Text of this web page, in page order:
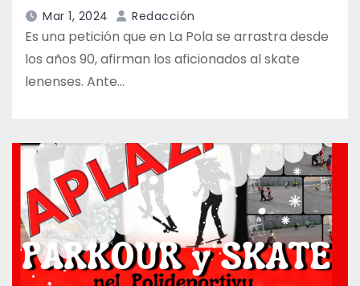
Mar 1, 2024 Redacción
Es una petición que en La Pola se arrastra desde
los años 90, afirman los aficionados al skate
lenenses. Ante…